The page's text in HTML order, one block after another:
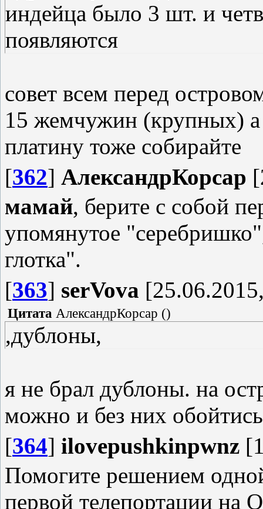
индейца было 3 шт. и
появляются
совет всем перед
15 жемчужин (крупных) а
платину тоже собирайте
[362] АлександрКорсар
мамай, берите с собой
упомянутое
глотка".
[363] serVova
Цитата АлександрКорсар ()
,дублоны,
я не брал дублоны. на
можно и без них
[364] ilovepushkinpwnz
Помогите решением
первой телепортации на